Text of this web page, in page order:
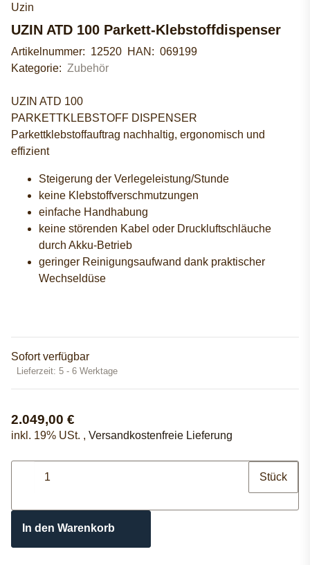
Uzin
UZIN ATD 100 Parkett-Klebstoffdispenser
Artikelnummer: 12520 HAN: 069199
Kategorie: Zubehör
UZIN ATD 100
PARKETTKLEBSTOFF DISPENSER
Parkettklebstoffauftrag nachhaltig, ergonomisch und
effizient
Steigerung der Verlegeleistung/Stunde
keine Klebstoffverschmutzungen
einfache Handhabung
keine störenden Kabel oder Druckluftschläuche
durch Akku-Betrieb
geringer Reinigungsaufwand dank praktischer
Wechseldüse
Sofort verfügbar
Lieferzeit: 5 - 6 Werktage
2.049,00 €
inkl. 19% USt. , Versandkostenfreie Lieferung
Stück
In den Warenkorb